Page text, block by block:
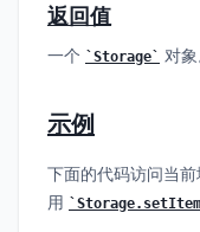
返回值
一个 Storage 对象
示例
下面的代码访问当
用